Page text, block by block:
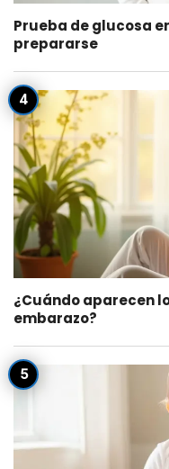
Prueba de glucosa
prepararse
¿Cuándo aparecen
embarazo?